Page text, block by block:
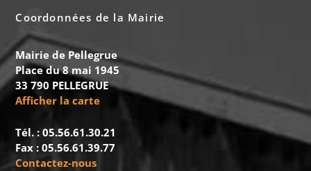
Coordonnées de la Mairie
Mairie de Pellegrue
Place du 8 mai 1945
33 790 PELLEGRUE
Afficher la carte
Tél. : 05.56.61.30.21
Fax : 05.56.61.39.77
Contactez-nous